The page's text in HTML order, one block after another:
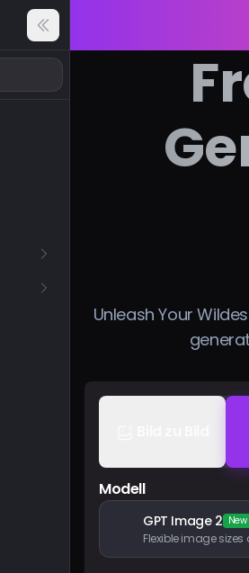
Unleash Your
Modell
GPT Image 2 New